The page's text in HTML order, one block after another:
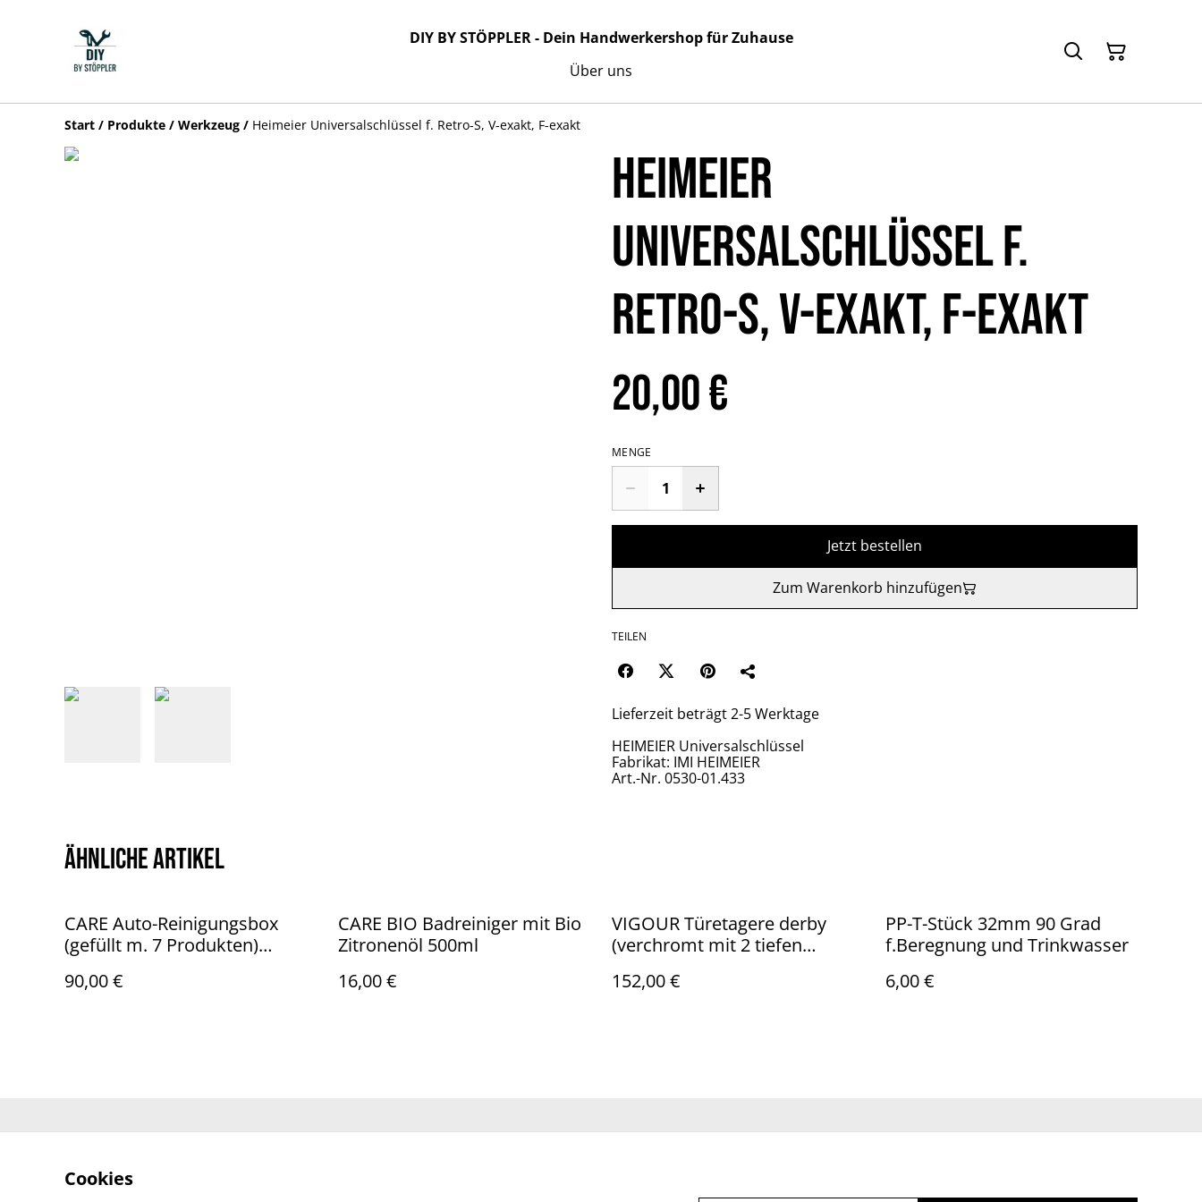
DIY BY STÖPPLER - Dein Handwerkershop für Zuhause
Über uns
Start / Produkte / Werkzeug / Heimeier Universalschlüssel f. Retro-S, V-exakt, F-exakt
Heimeier
Universalschlüssel f.
Retro-S, V-exakt, F-exakt
20,00 €
MENGE
Jetzt bestellen
Zum Warenkorb hinzufügen
TEILEN
Lieferzeit beträgt 2-5 Werktage
HEIMEIER Universalschlüssel
Fabrikat: IMI HEIMEIER
Art.-Nr. 0530-01.433
Ähnliche Artikel
CARE Auto-Reinigungsbox
(gefüllt m. 7 Produkten)
90,00 €
CARE BIO Badreiniger mit Bio
Zitronenöl 500ml
16,00 €
VIGOUR Türetagere derby
(verchromt mit 2 tiefen
152,00 €
PP-T-Stück 32mm 90 Grad
f.Beregnung und Trinkwasser
6,00 €
Cookies